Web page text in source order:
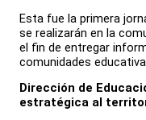
Esta fue la primera
se realizarán en la
el fin de entregar
comunidades
Dirección de
estratégica al